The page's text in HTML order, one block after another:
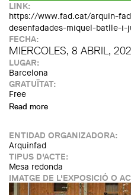
LINK:
https://www.fad.cat/arquin-
desenfadades-miquel-batlle-i-
FECHA:
MIERCOLES, 8 ABRIL,
LUGAR:
Barcelona
GRATUÏTAT:
Free
Read more
ENTIDAD ORGANIZADORA:
Arquinfad
TIPUS D'ACTE:
Mesa redonda
IMATGE DE L'EXPOSICIÓ O